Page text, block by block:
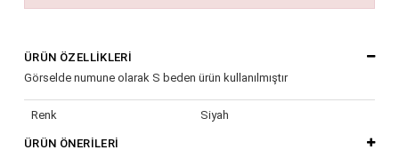
ÜRÜN ÖZELLIKLERI
Görselde numune olarak S beden ürün kullanılmıştır
Renk Siyah
ÜRÜN ÖNERILERI